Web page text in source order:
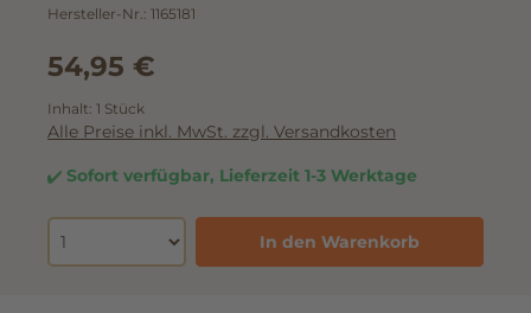
Hersteller-Nr.: 1165181
54,95 €
Inhalt: 1 Stück
Alle Preise inkl. MwSt. zzgl. Versandkosten
Sofort verfügbar, Lieferzeit 1-3 Werktage
In den Warenkorb